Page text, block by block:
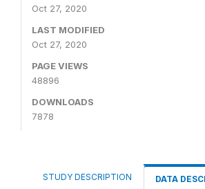
Oct 27, 2020
LAST MODIFIED
Oct 27, 2020
PAGE VIEWS
48896
DOWNLOADS
7878
STUDY DESCRIPTION DATA